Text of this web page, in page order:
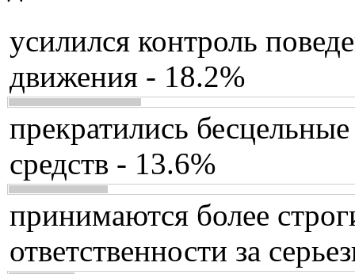
усилился контроль
движения - 18.2%
прекратились
средств - 13.6%
принимаются более
ответственности за